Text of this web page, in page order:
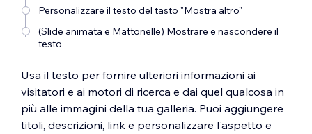
Personalizzare il testo del tasto "Mostra altro"
(Slide animata e Mattonelle) Mostrare e nascondere il
testo
Usa il testo per fornire ulteriori informazioni ai
visitatori e ai motori di ricerca e dai quel qualcosa in
più alle immagini della tua galleria. Puoi aggiungere
titoli, descrizioni, link e personalizzare l'aspetto e